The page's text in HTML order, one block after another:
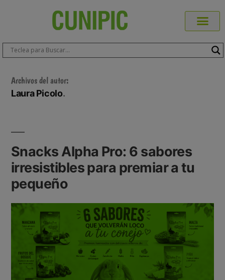
Archivos del autor:
Laura Picolo
Snacks Alpha Pro: 6 sabores
irresistibles para premiar a tu
pequeño